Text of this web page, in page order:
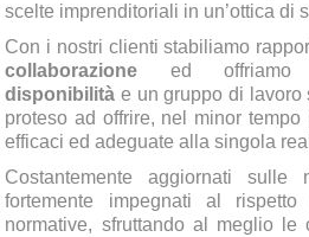
scelte imprenditoriali in un’ottica di
Con i nostri clienti stabiliamo
collaborazione ed
disponibilitàe un gruppo di lavoro
proteso ad offrire, nel minor
efficaci ed adeguate alla singola
Costantemente aggiornati sulle
fortemente impegnati al
normative, sfruttando al meglio le